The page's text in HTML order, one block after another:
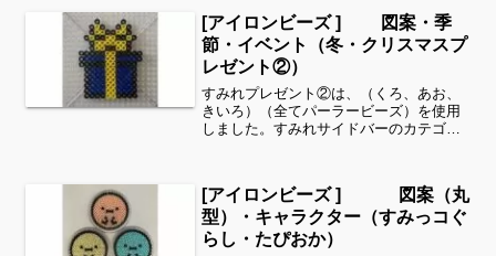
取り扱いに注意してくださいね。これく
らいのサイズは子ど...
[アイロンビーズ ] 図案・季
節・イベント（冬・クリスマスプ
レゼント②）
すみれプレゼント②は、（くろ、あお、
きいろ）（全てパーラービーズ）を使用
しました。すみれサイドバーのカテゴリ
したら、他の図案もぜひ覗いてみてくだ
さい^ ^季節・イベント...
[アイロンビーズ ] 図案（丸
型）・キャラクター（すみっコぐ
らし・たぴおか）